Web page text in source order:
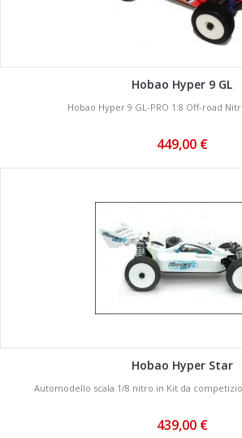
Hobao Hyper 9 GL
Hobao Hyper 9 GL-PRO 1:8 Off-road
449,00 €
Hobao Hyper Star
Automodello scala 1/8 nitro in Kit da
439,00 €